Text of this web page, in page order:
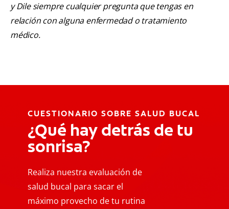
y Dile siempre cualquier pregunta que tengas en
relación con alguna enfermedad o tratamiento
médico.
CUESTIONARIO SOBRE SALUD BUCAL
¿Qué hay detrás de tu
sonrisa?
Realiza nuestra evaluación de
salud bucal para sacar el
máximo provecho de tu rutina